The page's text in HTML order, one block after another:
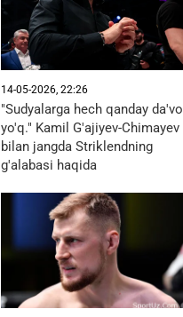
14-05-2026, 22:26
"Sudyalarga hech qanday da'vo
yo'q." Kamil G'ajiyev-Chimayev
bilan jangda Striklendning
g'alabasi haqida